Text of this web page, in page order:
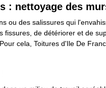
: nettoyage des
ou des salissures qui
de détériorer et de
cela, Toitures d'Ile De